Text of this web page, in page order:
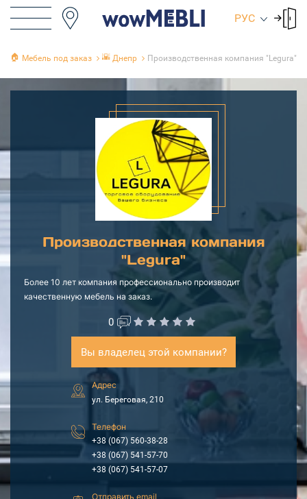
РУС
🏠 Мебель под заказ 🌇 Днепр Производственная компания "Legura"
Производственная компания
"Legura"
Более 10 лет компания профессионально производит
качественную мебель на заказ.
0
Вы владелец этой компании?
Адрес
ул. Береговая, 210
Телефон
+38 (067) 560-38-28
+38 (067) 541-57-70
+38 (067) 541-57-07
Отправить email